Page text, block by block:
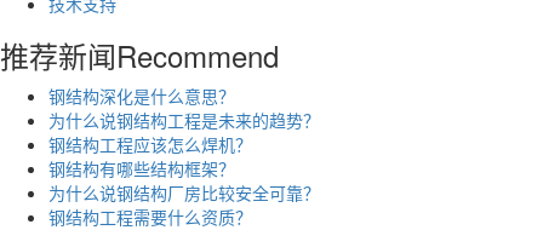
推荐新闻Recommend
钢结构深化是什么意思？
为什么说钢结构工程是未来的趋势？
钢结构工程应该怎么焊机？
钢结构有哪些结构框架？
为什么说钢结构厂房比较安全可靠？
钢结构工程需要什么资质？